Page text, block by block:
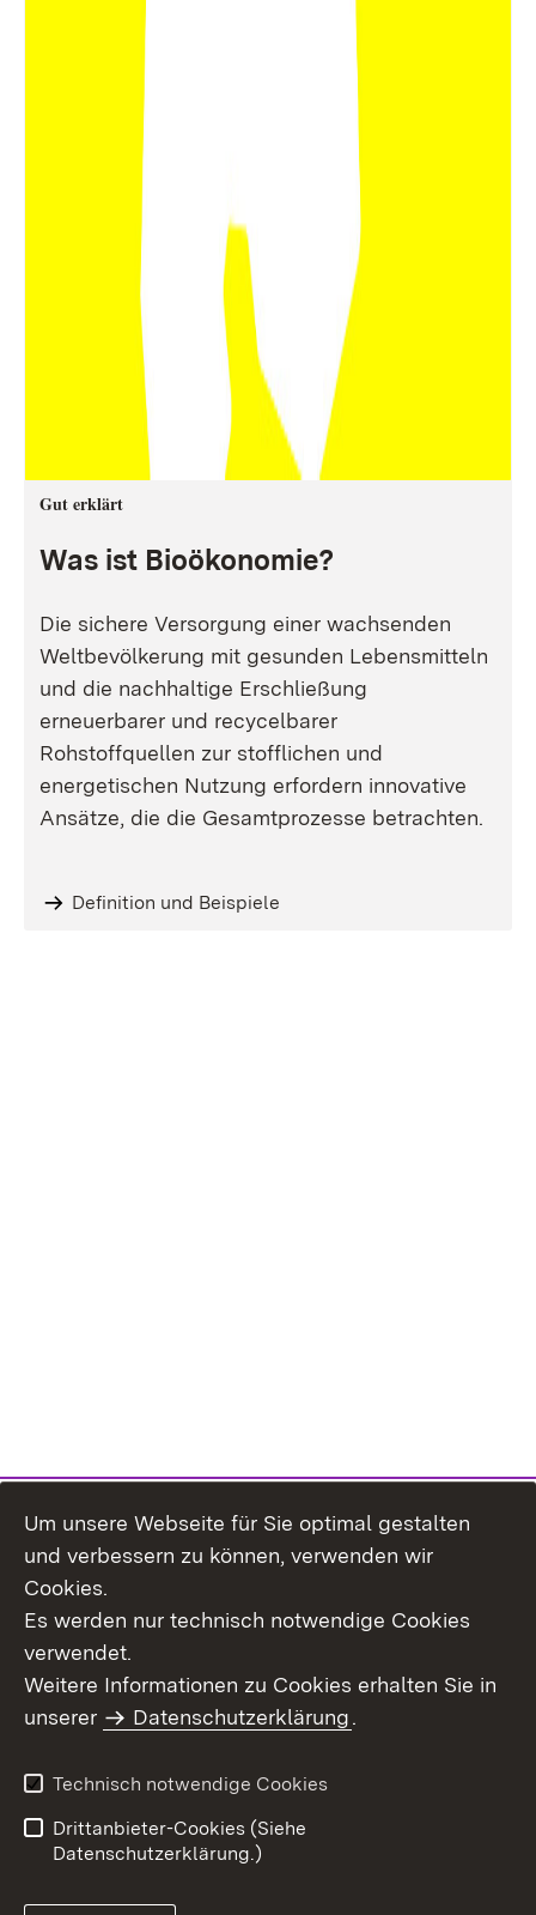
Gut erklärt
Was ist Bioökonomie?
Die sichere Versorgung einer wachsenden
Weltbevölkerung mit gesunden Lebensmitteln
und die nachhaltige Erschließung
erneuerbarer und recycelbarer
Rohstoffquellen zur stofflichen und
energetischen Nutzung erfordern innovative
Ansätze, die die Gesamtprozesse betrachten.
Definition und Beispiele
Themenübersicht
Barrierefreiheit
Um unsere Webseite für Sie optimal gestalten
und verbessern zu können, verwenden wir
Cookies.
Es werden nur technisch notwendige Cookies
verwendet.
Weitere Informationen zu Cookies erhalten Sie in
unserer
Datenschutzerklärung.
Technisch notwendige Cookies
Drittanbieter-Cookies (Siehe
Datenschutzerklärung.)